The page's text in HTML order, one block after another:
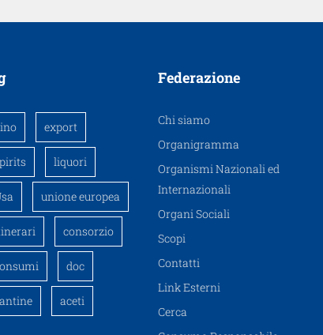
export
liquori
unione europea
consorzio
doc
aceti
Federazione
Chi siamo
Organigramma
Organismi Nazionali ed
Internazionali
Organi Sociali
Scopi
Contatti
Link Esterni
Cerca